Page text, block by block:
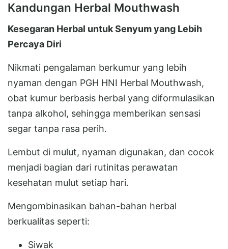
Kandungan Herbal Mouthwash
Kesegaran Herbal untuk Senyum yang Lebih
Percaya Diri
Nikmati pengalaman berkumur yang lebih
nyaman dengan PGH HNI Herbal Mouthwash,
obat kumur berbasis herbal yang diformulasikan
tanpa alkohol, sehingga memberikan sensasi
segar tanpa rasa perih.
Lembut di mulut, nyaman digunakan, dan cocok
menjadi bagian dari rutinitas perawatan
kesehatan mulut setiap hari.
Mengombinasikan bahan-bahan herbal
berkualitas seperti:
Siwak